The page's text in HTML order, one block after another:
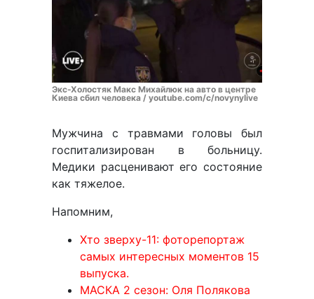
Экс-Холостяк Макс Михайлюк на авто в центре
Киева сбил человека / youtube.com/c/novynylive
Мужчина с травмами головы был
госпитализирован в больницу.
Медики расценивают его состояние
как тяжелое.
Напомним,
Хто зверху-11: фоторепортаж
самых интересных моментов 15
выпуска.
МАСКА 2 сезон: Оля Полякова